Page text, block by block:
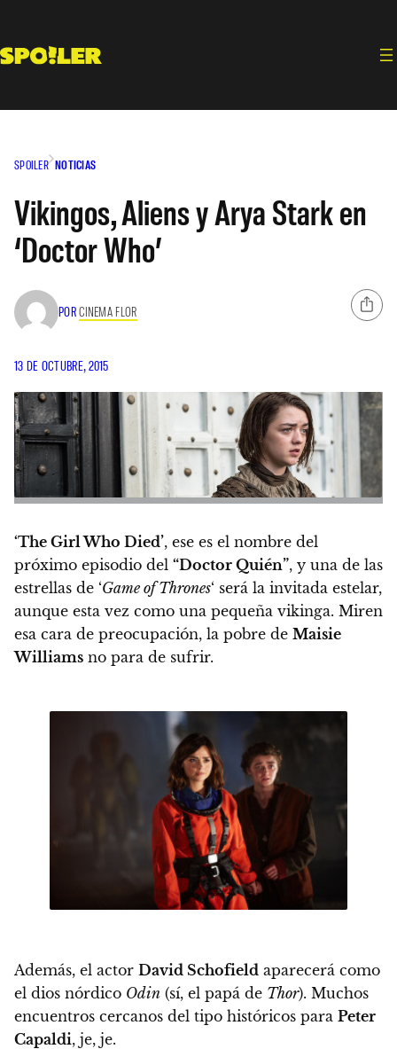
contenido
SPOILER NOTICIAS
Vikingos, Aliens y Arya Stark en
‘Doctor Who’
PORCINEMA FLOR
13 DE OCTUBRE, 2015
‘The Girl Who Died’, ese es el nombre del
próximo episodio del “Doctor Quién”, y una de las
estrellas de ‘Game of Thrones‘ será la invitada estelar,
aunque esta vez como una pequeña vikinga. Miren
esa cara de preocupación, la pobre de Maisie
Williams no para de sufrir.
Además, el actor David Schofield aparecerá como
el dios nórdico Odin (sí, el papá de Thor). Muchos
encuentros cercanos del tipo históricos para Peter
Capaldi, je, je.